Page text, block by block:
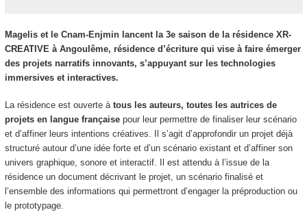
Magelis et le Cnam-Enjmin lancent la 3e saison de la résidence XR-
CREATIVE à Angoulême, résidence d’écriture qui vise à faire émerger
des projets narratifs innovants, s’appuyant sur les technologies
immersives et interactives.
La résidence est ouverte à tous les auteurs, toutes les autrices de
projets en langue française pour leur permettre de finaliser leur scénario
et d’affiner leurs intentions créatives. Il s’agit d’approfondir un projet déjà
structuré autour d’une idée forte et d’un scénario existant et d’affiner son
univers graphique, sonore et interactif. Il est attendu à l’issue de la
résidence un document décrivant le projet, un scénario finalisé et
l’ensemble des informations qui permettront d’engager la préproduction ou
le prototypage.